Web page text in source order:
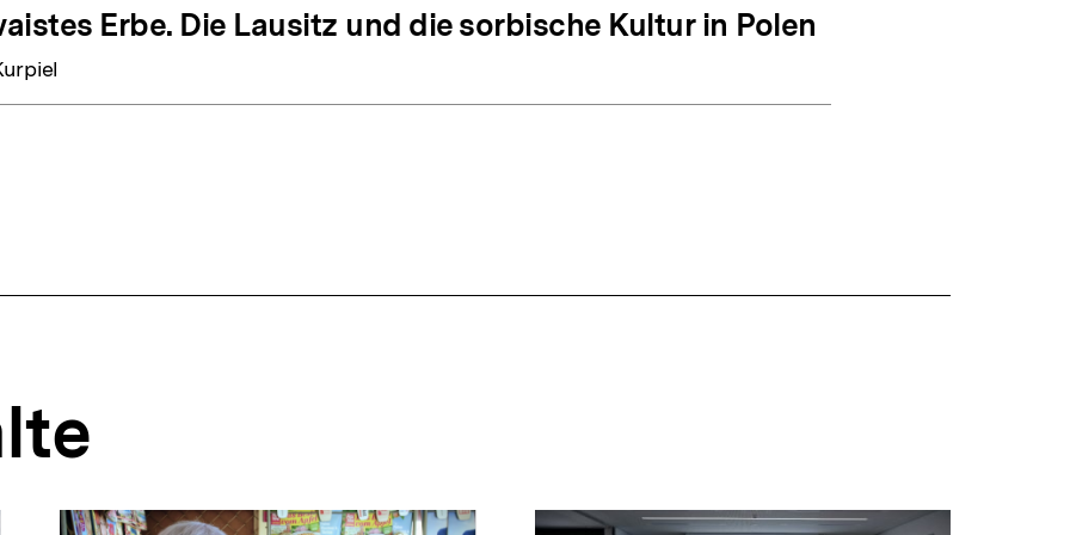
Erbe. Die Lausitz und die sorbische Kultur in Polen